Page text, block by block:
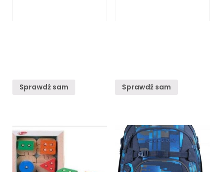
Sprawdź sam Sprawdź sam